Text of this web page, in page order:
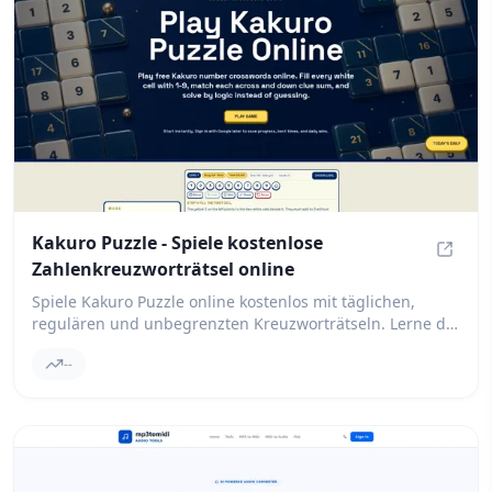
Kakuro Puzzle - Spiele kostenlose
Zahlenkreuzworträtsel online
Spiele Kakuro Puzzle online kostenlos mit täglichen,
regulären und unbegrenzten Kreuzworträtseln. Lerne die
und Strategien.
--